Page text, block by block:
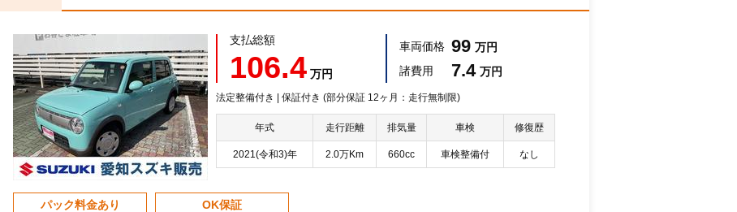
支払総額
106.4 万円
車両価格 99 万円
諸費用
7.4 万円
法定整備付き | 保証付き (部分保証 12ヶ月：走行無制限)
年式 走行距離 排気量 車検 修復歴
2021(令和3)年 2.0万Km 660cc 車検整備付 なし
パック料金あり OK保証